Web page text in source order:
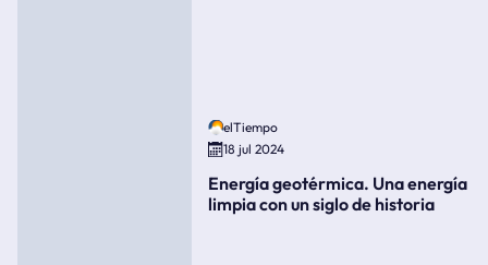
elTiempo
18 jul 2024
Energía geotérmica. Una energía
limpia con un siglo de historia